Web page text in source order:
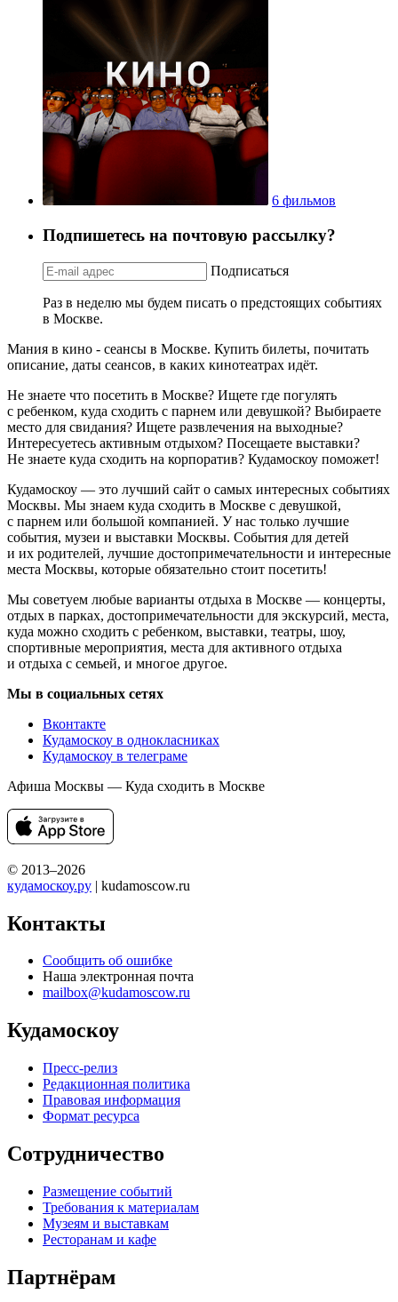
6 фильмов
Подпишетесь на почтовую рассылку?
Подписаться
Раз в неделю мы будем писать о предстоящих событиях
в Москве.
Мания в кино - сеансы в Москве. Купить билеты, почитать
описание, даты сеансов, в каких кинотеатрах идёт.
Не знаете что посетить в Москве? Ищете где погулять
с ребенком, куда сходить с парнем или девушкой? Выбираете
место для свидания? Ищете развлечения на выходные?
Интересуетесь активным отдыхом? Посещаете выставки?
Не знаете куда сходить на корпоратив? Кудамоскоу поможет!
Кудамоскоу — это лучший сайт о самых интересных событиях
Москвы. Мы знаем куда сходить в Москве с девушкой,
с парнем или большой компанией. У нас только лучшие
события, музеи и выставки Москвы. События для детей
и их родителей, лучшие достопримечательности и интересные
места Москвы, которые обязательно стоит посетить!
Мы советуем любые варианты отдыха в Москве — концерты,
отдых в парках, достопримечательности для экскурсий, места,
куда можно сходить с ребенком, выставки, театры, шоу,
спортивные мероприятия, места для активного отдыха
и отдыха с семьей, и многое другое.
Мы в социальных сетях
Вконтакте
Кудамоскоу в однокласниках
Кудамоскоу в телеграме
Афиша Москвы — Куда сходить в Москве
© 2013–2026
кудамоскоу.ру | kudamoscow.ru
Контакты
Сообщить об ошибке
Наша электронная почта
mailbox@kudamoscow.ru
Кудамоскоу
Пресс-релиз
Редакционная политика
Правовая информация
Формат ресурса
Сотрудничество
Размещение событий
Требования к материалам
Музеям и выставкам
Ресторанам и кафе
Партнёрам